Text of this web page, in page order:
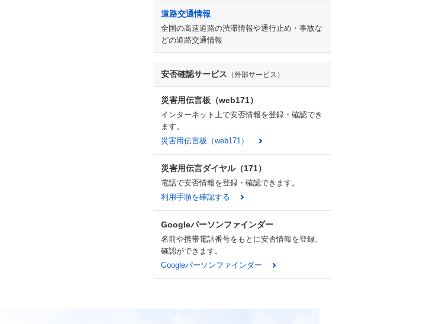
道路交通情報
全国の高速道路の渋滞情報や通行止め・事故な
どの道路交通情報
安否確認サービス （外部サービス）
災害用伝言板（web171）
インターネット上で安否情報を登録・確認でき
ます。
災害用伝言板（web171）
災害用伝言ダイヤル（171）
電話で安否情報を登録・確認できます。
利用手順を確認する
Googleパーソンファインダー
名前や携帯電話番号をもとに安否情報を登録、
確認ができます。
Googleパーソンファインダー